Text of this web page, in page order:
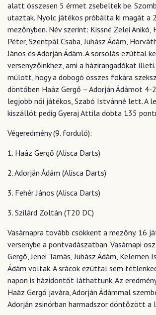
alatt összesen 5 érmet zsebeltek be.
utaztak. Nyolc játékos próbálta ki magát a
mezőnyben. Név szerint: Kissné Zelei Anikó,
Péter, Szentpál Csaba, Juhász Ádám,
János és Adorján Ádám. A sorsolás ezúttal
versenyzőinkhez, ami a házirangadókat
múlott, hogy a dobogó összes fokára
döntőben Haáz Gergő – Adorján Ádámot
legjobb női játékos, Szabó Istvánné lett. A
kiszállót pedig Gyeraj Attila dobta 135
Végeredmény (9. forduló):
1. Haáz Gergő (Alisca Darts)
2. Adorján Ádám (Alisca Darts)
3. Fehér János (Alisca Darts)
3. Szilárd Zoltán (T20 DC)
Vasárnapra tovább csökkent a mezőny. 16
versenybe a pontvadászatban. Vasárnapi
Gergő, Jenei Tamás, Juhász Ádám, Kelemen
Ádám voltak. A srácok ezúttal sem
napon is házidöntőt láthattunk. Az
Haáz Gergő javára, Adorján Ádámmal
Adorján zsinórban harmadszor döntőzött a